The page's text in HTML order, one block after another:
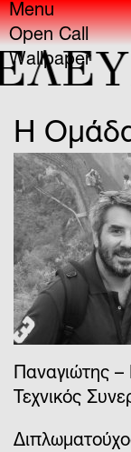
Menu
Open Call
Wallpaper
Η
Παναγιώτης
Τεχνικός